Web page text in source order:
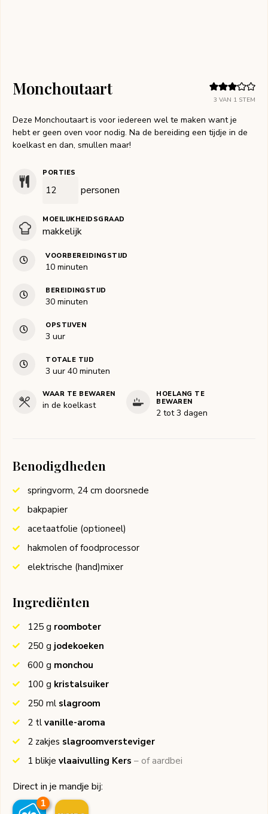
3 VAN 1 STEM
Monchoutaart
Deze Monchoutaart is voor iedereen wel te maken want je
hebt er geen oven voor nodig. Na de bereiding een tijdje in de
koelkast en dan, smullen maar!
PORTIES
personen
MOEILIJKHEIDSGRAAD
makkelijk
VOORBEREIDINGSTIJD
10minuten
minuten
BEREIDINGSTIJD
30minuten
minuten
OPSTIJVEN
3 uur
uur
TOTALE TIJD
3 uur
uur 40minuten
minuten
WAAR TE BEWAREN
in de koelkast
HOELANG TE
BEWAREN
2 tot 3 dagen
Benodigdheden
springvorm, 24 cm doorsnede
bakpapier
acetaatfolie (optioneel)
hakmolen of foodprocessor
elektrische (hand)mixer
Ingrediënten
125 g roomboter
250 g jodekoeken
600 g monchou
100 g kristalsuiker
250 ml slagroom
2 tl vanille-aroma
2 zakjes slagroomversteviger
1 blikje vlaaivulling Kers – of aardbei
Direct in je mandje bij:
1